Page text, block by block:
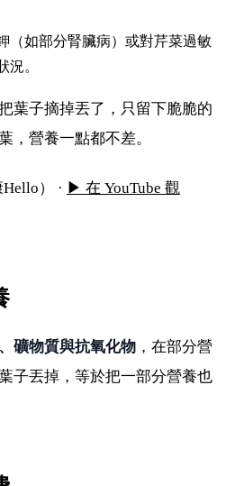
（如部分腎臟病）或對芹菜過敏
況。
葉子摘掉丟了，只留下脆脆的
，營養一點都不差。
實不輸莖
） · ▶ 在 YouTube 觀
礦物質與抗氧化物 ，在部分營
子丟掉，等於把一部分營養也